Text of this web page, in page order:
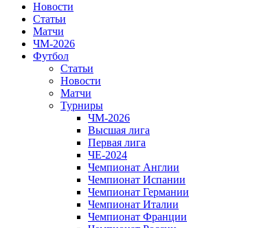
Новости
Статьи
Матчи
ЧМ-2026
Футбол
Статьи
Новости
Матчи
Турниры
ЧМ-2026
Высшая лига
Первая лига
ЧЕ-2024
Чемпионат Англии
Чемпионат Испании
Чемпионат Германии
Чемпионат Италии
Чемпионат Франции